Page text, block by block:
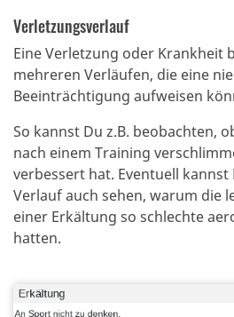
Verletzungsverlauf
Eine Verletzung oder Krankheit
mehreren Verläufen, die eine
Beeinträchtigung aufweisen
So kannst Du z.B. beobachten,
nach einem Training
verbessert hat. Eventuell
Verlauf auch sehen, warum die
einer Erkältung so schlechte
hatten.